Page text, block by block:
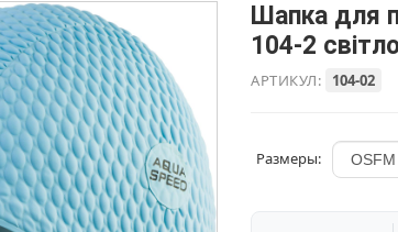
Шапка для
104-2
АРТИКУЛ: 104-02
Размеры: